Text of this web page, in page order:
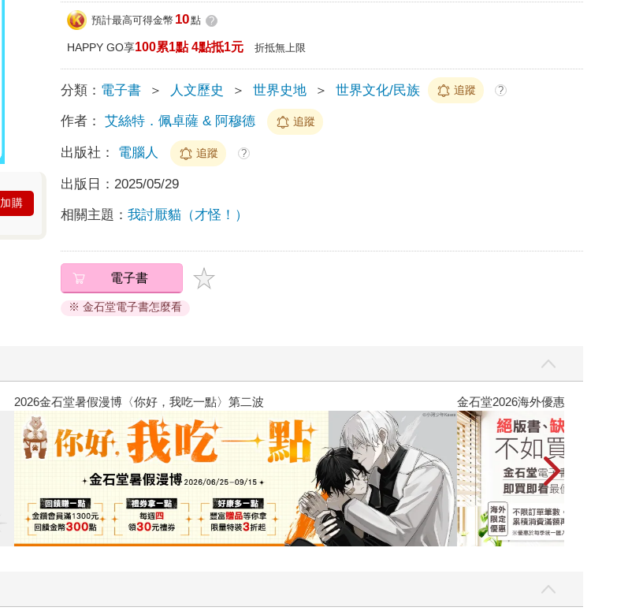
加購
預計最高可得金幣 10點 ?
HAPPY GO享100累1點 4點抵1元 折抵無上限
分類： 電子書 ＞ 人文歷史 ＞ 世界史地 ＞ 世界文化/民族 追蹤 ?
作者： 艾絲特．佩卓薩 & 阿穆德 追蹤
出版社： 電腦人 追蹤 ?
出版日： 2025/05/29
相關主題：我討厭貓（才怪！）
電子書
※ 金石堂電子書怎麼看
2026金石堂暑假漫博〈你好，我吃一點〉第二波 金石堂2026海